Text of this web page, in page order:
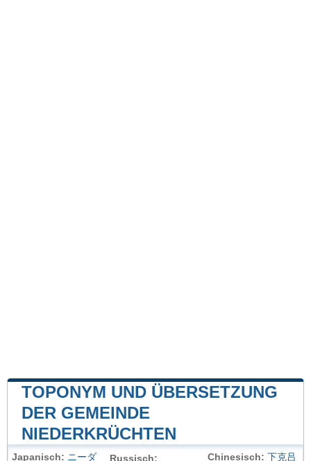
TOPONYM UND ÜBERSETZUNG
DER GEMEINDE
NIEDERKRÜCHTEN
Japanisch: ニーダ Russisch: Chinesisch: 下克吕